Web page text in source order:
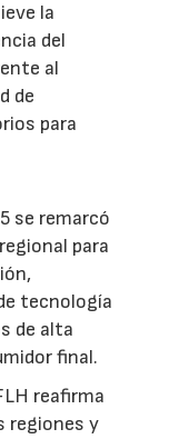
la
del
al
de
para
se remarcó
para
tecnología
de alta
final.
reafirma
regiones y